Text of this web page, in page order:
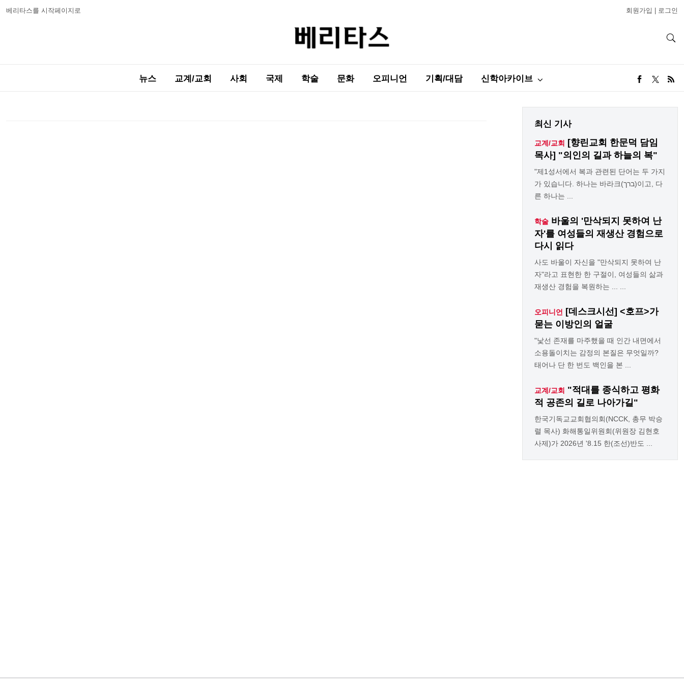
베리타스를 시작페이지로 회원가입 로그인
뉴스 교계/교회 사회 국제 학술 문화 오피니언 기획/대담 신학아카이브
최신 기사
교계/교회
[향린교회 한문덕 담임
목사] "의인의 길과 하늘의 복"
"제1성서에서 복과 관련된 단어는 두 가지
가 있습니다. 하나는 바라크(ברך)이고, 다
른 하나는 ...
학술 바울의 '만삭되지 못하여 난
자'를 여성들의 재생산 경험으로
다시 읽다
사도 바울이 자신을 "만삭되지 못하여 난
자"라고 표현한 한 구절이, 여성들의 삶과
재생산 경험을 복원하는 ... ...
오피니언
[데스크시선] <호프>가
묻는 이방인의 얼굴
"낯선 존재를 마주했을 때 인간 내면에서
소용돌이치는 감정의 본질은 무엇일까?
태어나 단 한 번도 백인을 본 ...
교계/교회 "적대를 종식하고 평화
적 공존의 길로 나아가길"
한국기독교교회협의회(NCCK, 총무 박승
렬 목사) 화해통일위원회(위원장 김현호
사제)가 2026년 '8.15 한(조선)반도 ...